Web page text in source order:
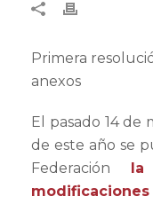
Primera
anexos
El pasado 14 de
de este año se
Federación la